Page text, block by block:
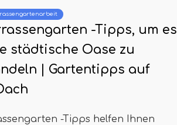
-Tipps, um es
städtische Oase zu
| Gartentipps auf
-Tipps helfen Ihnen